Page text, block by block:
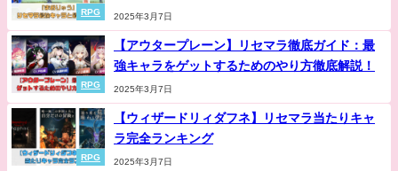
RPG
2025年3月7日
RPG
【アウタープレーン】リセマラ徹底ガイド：最
強キャラをゲットするためのやり方徹底解説！
2025年3月7日
RPG
【ウィザードリィダフネ】リセマラ当たりキャ
ラ完全ランキング
2025年3月7日